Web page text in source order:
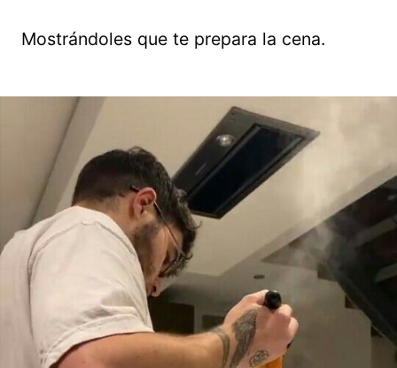
Mostrándoles que te prepara la cena.